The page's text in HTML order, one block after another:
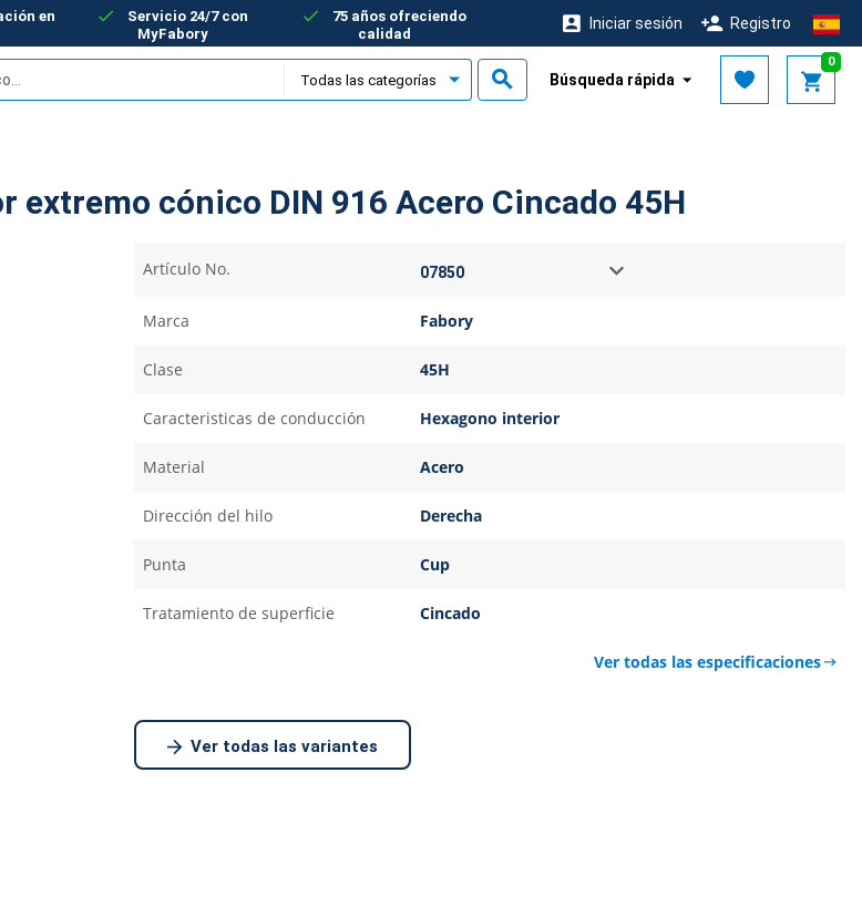
en
Servicio 24/7 con
MyFabory
75 años ofreciendo
calidad
Iniciar sesión Registro
0
Búsqueda rápida
cónico DIN 916 Acero Cincado 45H
Artículo No.
Marca Fabory
Clase 45H
Caracteristicas de conducción Hexagono interior
Material Acero
Dirección del hilo Derecha
Punta Cup
Tratamiento de superficie Cincado
Ver todas las especificaciones
Ver todas las variantes